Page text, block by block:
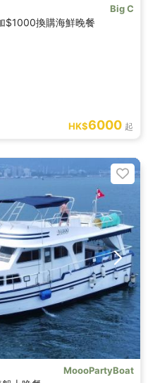
Big C
$1000換購海鮮晚餐
HK$6000 起
MoooPartyBoat